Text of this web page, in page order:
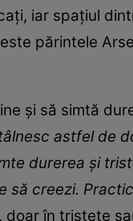
iar spațiul
părintele
și să simtă
astfel de
durerea și
creezi.
, doar în tristețe